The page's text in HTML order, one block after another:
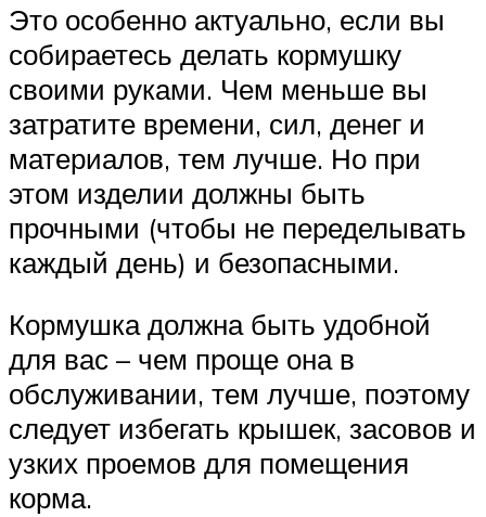
Это особенно актуально, если вы
собираетесь делать кормушку
своими руками. Чем меньше вы
затратите времени, сил, денег и
материалов, тем лучше. Но при
этом изделии должны быть
прочными (чтобы не переделывать
каждый день) и безопасными.
Кормушка должна быть удобной
для вас – чем проще она в
обслуживании, тем лучше, поэтому
следует избегать крышек, засовов и
узких проемов для помещения
корма.